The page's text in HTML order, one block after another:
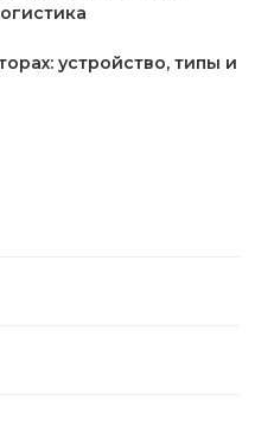
устройство, типы и